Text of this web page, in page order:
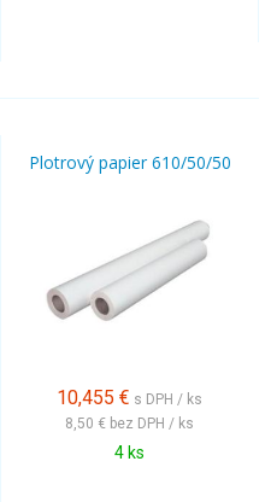
Plotrový papier 610/50/50
10,455 € s DPH / ks
8,50 € bez DPH / ks
4 ks